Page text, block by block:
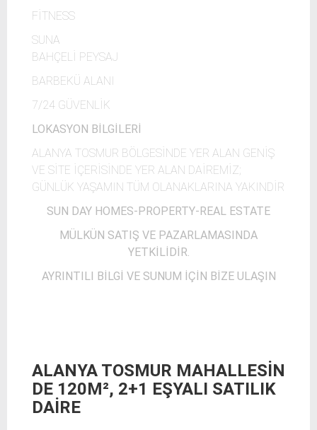
FİTNESS
SUNA
BAHÇELİ PEYSAJ
BARBEKÜ ALANI
7/24 GÜVENLİK
LOKASYON BİLGİLERİ
ALANYA TOSMUR BÖLGESİNDE YER ALAN GENİŞ
VE SİTE İÇERİSİNDE YER ALAN DAİREMİZ;
GÜNLÜK YAŞAMIN TÜM OLANAKLARINA YAKINDİR
SUN DAY HOMES-PROPERTY-REAL ESTATE
MÜLKÜN SATIŞ VE PAZARLAMASINDA
YETKİLİDİR.
AYRINTILI BİLGİ VE SUNUM İÇİN BİZE ULAŞIN
ALANYA TOSMUR MAHALLESİN
DE 120M², 2+1 EŞYALI SATILIK
DAİRE